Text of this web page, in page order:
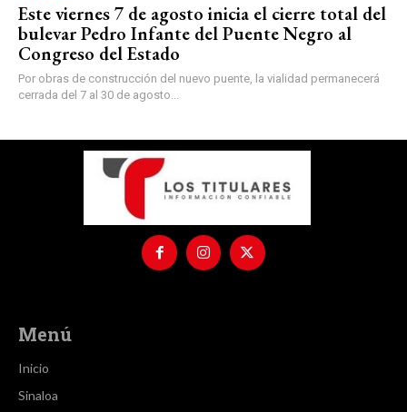
Este viernes 7 de agosto inicia el cierre total del
bulevar Pedro Infante del Puente Negro al
Congreso del Estado
Por obras de construcción del nuevo puente, la vialidad permanecerá
cerrada del 7 al 30 de agosto...
Menú
Inicio
Sinaloa